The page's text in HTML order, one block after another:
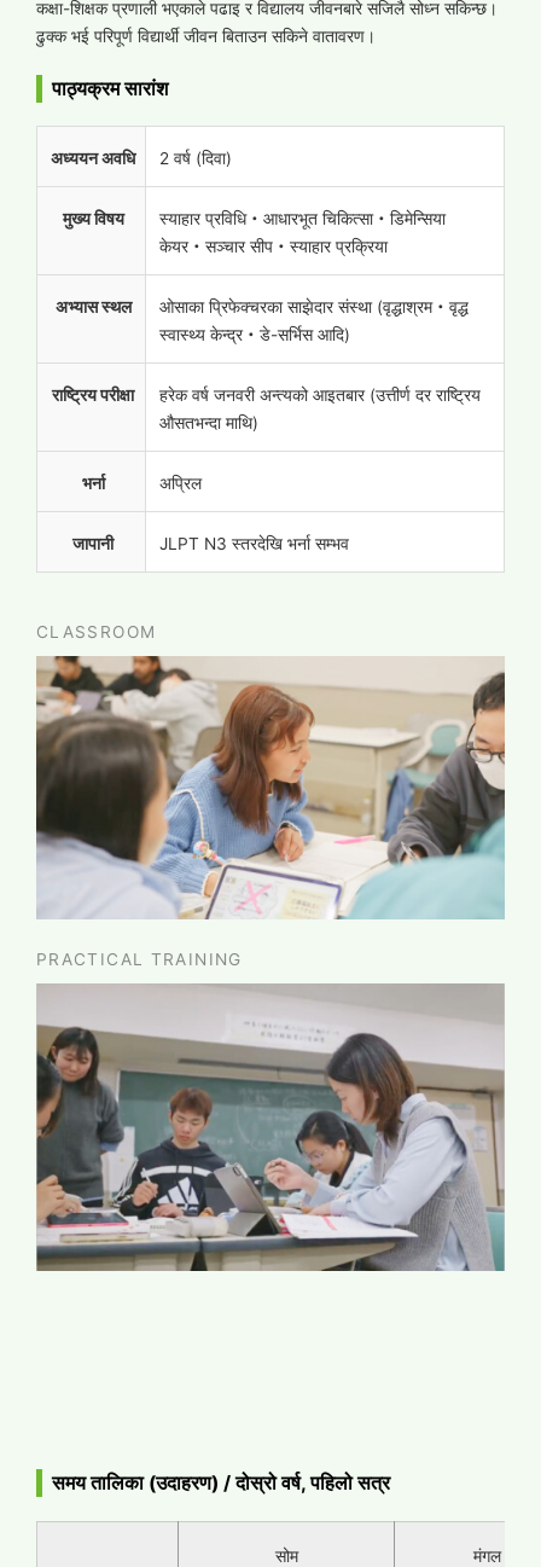
कक्षा-शिक्षक प्रणाली भएकाले पढाइ र विद्यालय जीवनबारे सजिलै सोध्न सकिन्छ।
ढुक्क भई परिपूर्ण विद्यार्थी जीवन बिताउन सकिने वातावरण।
पाठ्यक्रम सारांश
अध्ययन अवधि 2 वर्ष (दिवा)
मुख्य विषय
स्याहार प्रविधि・आधारभूत चिकित्सा・डिमेन्सिया
केयर・सञ्चार सीप・स्याहार प्रक्रिया
अभ्यास स्थल
ओसाका प्रिफेक्चरका साझेदार संस्था (वृद्धाश्रम・वृद्ध
स्वास्थ्य केन्द्र・डे-सर्भिस आदि)
राष्ट्रिय परीक्षा
हरेक वर्ष जनवरी अन्त्यको आइतबार (उत्तीर्ण दर राष्ट्रिय
औसतभन्दा माथि)
भर्ना अप्रिल
जापानी JLPT N3 स्तरदेखि भर्ना सम्भव
CLASSROOM
PRACTICAL TRAINING
समय तालिका (उदाहरण) / दोस्रो वर्ष, पहिलो सत्र
सोम मंगल